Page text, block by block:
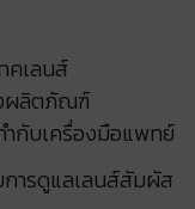
คเลนส์​
ผลิตภัณฑ์
ำกับเครื่องมือแพทย์​
ารดูแลเลนส์สัมผัส